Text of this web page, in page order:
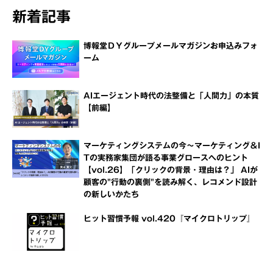
新着記事
博報堂ＤＹグループメールマガジンお申込みフォ
ーム
AIエージェント時代の法整備と「人間力」の本質
【前編】
マーケティングシステムの今～マーケティング＆I
Tの実務家集団が語る事業グロースへのヒント
【vol.26】「クリックの背景・理由は？」 AIが
顧客の"行動の裏側"を読み解く、レコメンド設計
の新しいかたち
ヒット習慣予報 vol.420『マイクロトリップ』